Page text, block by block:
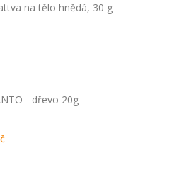
na tělo hnědá, 30 g
- dřevo 20g